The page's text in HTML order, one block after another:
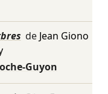
de Jean Giono
Guyon